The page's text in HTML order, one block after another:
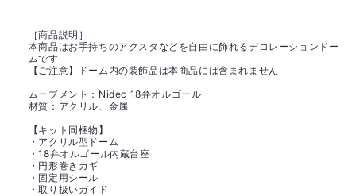
［商品説明］
本商品はお手持ちのアクスタなどを自由に飾れるデコレーションドー
ムです
【ご注意】ドーム内の装飾品は本商品には含まれません
ムーブメント：Nidec 18弁オルゴール
材質：アクリル、金属
【キット同梱物】
・アクリル型ドーム
・18弁オルゴール内蔵台座
・円形巻きカギ
・固定用シール
・取り扱いガイド